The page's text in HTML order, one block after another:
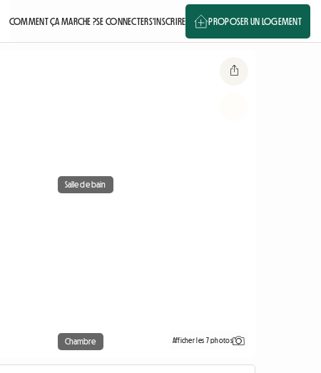
COMMENT ÇA MARCHE ?SE CONNECTERS'INSCRIRE PROPOSER UN LOGEMENT
Salle de bain
Chambre Afficher les 7 photos